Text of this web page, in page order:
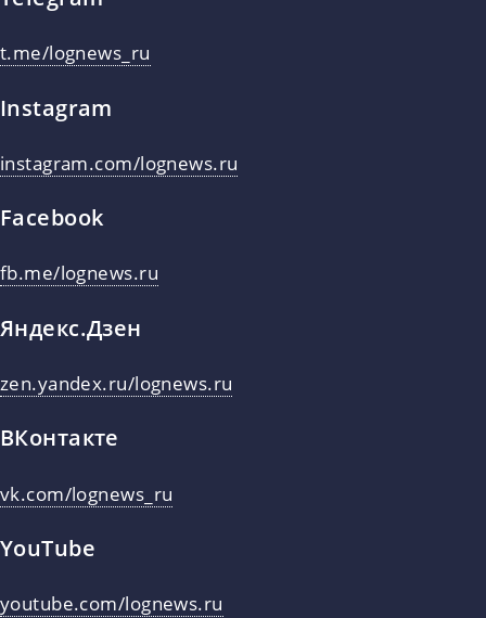
t.me/lognews_ru
Instagram
instagram.com/lognews.ru
Facebook
fb.me/lognews.ru
Яндекс.Дзен
zen.yandex.ru/lognews.ru
ВКонтакте
vk.com/lognews_ru
YouTube
youtube.com/lognews.ru